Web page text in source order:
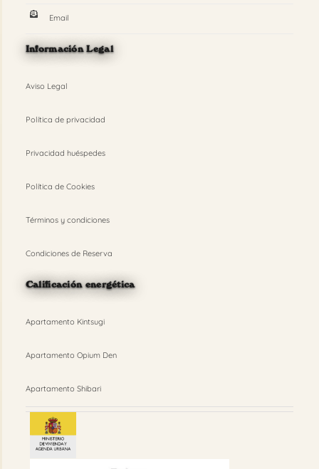
Email
Información Legal
Aviso Legal
Política de privacidad
Privacidad huéspedes
Política de Cookies
Términos y condiciones
Condiciones de Reserva
Calificación energética
Apartamento Kintsugi
Apartamento Opium Den
Apartamento Shibari